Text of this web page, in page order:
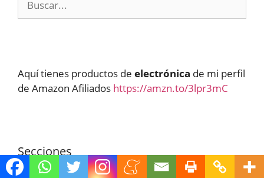
Aquí tienes productos de electrónica de mi perfil
de Amazon Afiliados https://amzn.to/3lpr3mC
Secciones